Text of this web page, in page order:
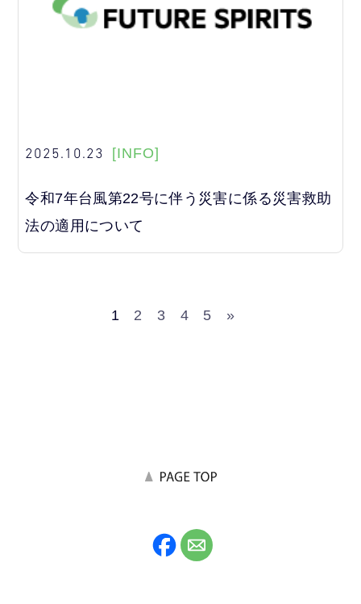
2025.10.23 [INFO]
令和7年台風第22号に伴う災害に係る災害救助
法の適用について
1 2 3 4 5 »